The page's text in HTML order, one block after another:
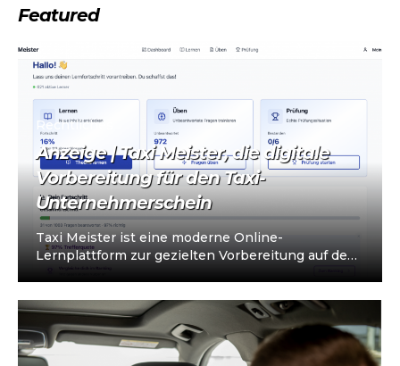
Featured
Rechtliches
Anzeige | Taxi Meister, die digitale
Vorbereitung für den Taxi-
Unternehmerschein
Taxi Meister ist eine moderne Online-
Lernplattform zur gezielten Vorbereitung auf den